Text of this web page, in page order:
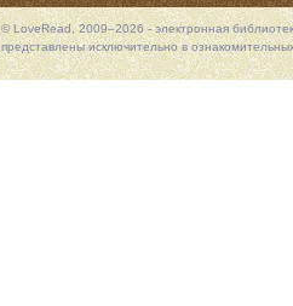
© LoveRead, 2009–2026 - электронная
представлены исключительно в